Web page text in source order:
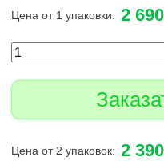
Цена от 1 упаковки: 2
Цена от 2 упаковок: 2